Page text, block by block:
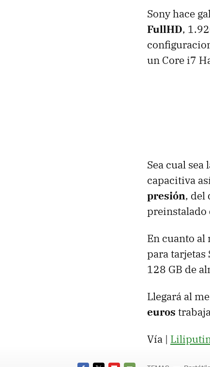
Sony hace
FullHD,
un Core i7
Sea cual
capacitiva
presión, del
preinstalado
En cuanto
para tarjetas
128 GB de
Llegará al
euros
Vía |